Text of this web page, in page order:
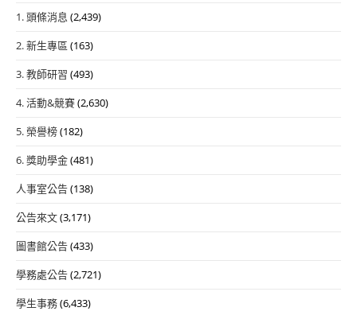
1. 頭條消息 (2,439)
2. 新生專區 (163)
3. 教師研習 (493)
4. 活動&競賽(2,630)
5. 榮譽榜(182)
6. 獎助學金(481)
人事室公告(138)
公告來文(3,171)
圖書館公告(433)
學務處公告(2,721)
學生事務(6,433)